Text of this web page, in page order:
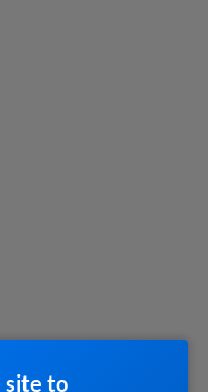
site to